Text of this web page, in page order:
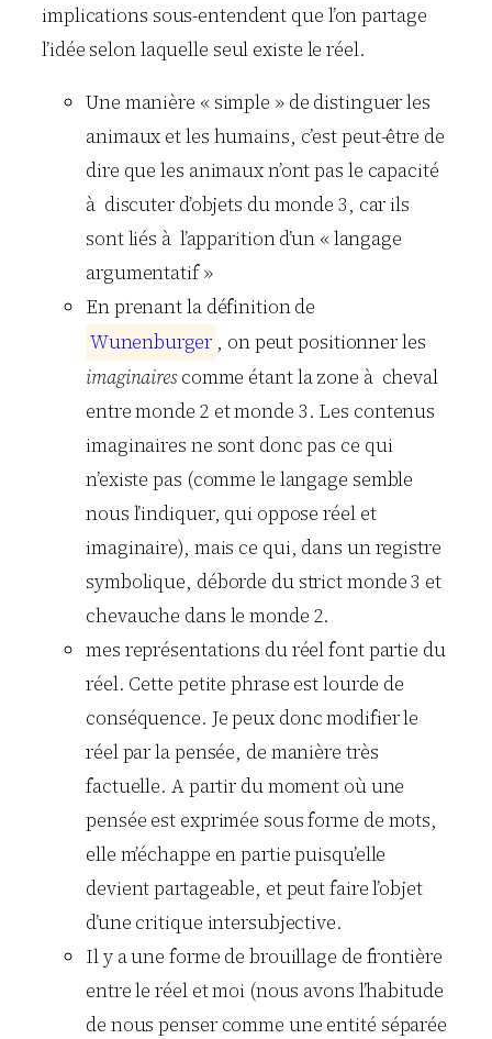
implications sous-entendent que l’on partage
l’idée selon laquelle seul existe le réel.
Une manière « simple » de distinguer les
animaux et les humains, c’est peut-être de
dire que les animaux n’ont pas le capacité
à discuter d’objets du monde 3, car ils
sont liés à l’apparition d’un « langage
argumentatif »
En prenant la définition de
Wunenburger , on peut positionner les
imaginairescomme étant la zone à cheval
entre monde 2 et monde 3. Les contenus
imaginaires ne sont donc pas ce qui
n’existe pas (comme le langage semble
nous l’indiquer, qui oppose réel et
imaginaire), mais ce qui, dans un registre
symbolique, déborde du strict monde 3 et
chevauche dans le monde 2.
mes représentations du réel font partie du
réel. Cette petite phrase est lourde de
conséquence. Je peux donc modifier le
réel par la pensée, de manière très
factuelle. A partir du moment où une
pensée est exprimée sous forme de mots,
elle m’échappe en partie puisqu’elle
devient partageable, et peut faire l’objet
d’une critique intersubjective.
Il y a une forme de brouillage de frontière
entre le réel et moi (nous avons l’habitude
de nous penser comme une entité séparée